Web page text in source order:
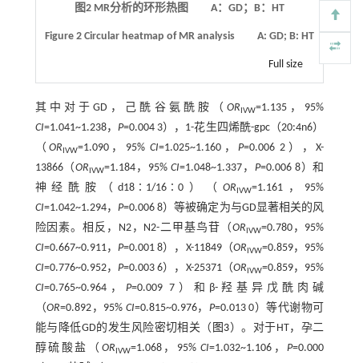
图2 MR分析的环形热图 A：GD；B：HT
Figure 2 Circular heatmap of MR analysisA: GD; B: HT
Full size
其中对于GD，己酰谷氨酰胺（OR IVW=1.135，95%
CI=1.041~1.238， P=0.004 3），1-花生四烯酰-gpc（20:4n6）
（ OR IVW=1.090，95%CI=1.025~1.160， P=0.006 2），X-
13866（OR IVW=1.184，95% CI=1.048~1.337， P=0.006 8）和
神经酰胺（d18∶1/16∶0）（ OR IVW=1.161，95%
CI=1.042~1.294， P=0.006 8）等被确定为与GD显著相关的风
险因素。相反，N2，N2-二甲基鸟苷（ OR IVW=0.780，95%
CI=0.667~0.911， P=0.001 8），X-11849（OR IVW=0.859，95%
CI=0.776~0.952， P=0.003 6），X-25371（OR IVW=0.859，95%
CI=0.765~0.964， P=0.009 7）和β-羟基异戊酰肉碱
（OR=0.892，95% CI=0.815~0.976， P=0.013 0）等代谢物可
能与降低GD的发生风险密切相关（ 图3 ）。对于HT，孕二
醇硫酸盐（ OR IVW=1.068，95%CI=1.032~1.106，P=0.000